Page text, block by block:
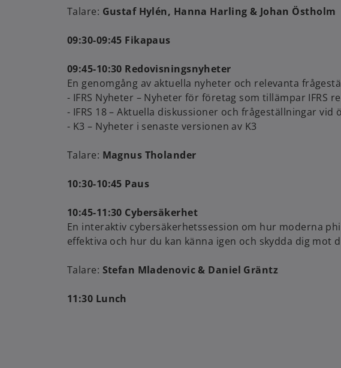
Talare: Gustaf Hylén, Hanna Harling & Johan Östholm
09:30-09:45 Fikapaus
09:45-10:30 Redovisningsnyheter
En genomgång av aktuella nyheter och relevanta
- IFRS Nyheter – Nyheter för företag som tillämpar IFRS
- IFRS 18 – Aktuella diskussioner och frågeställningar vid
- K3 – Nyheter i senaste versionen av K3
Talare: Magnus Tholander
10:30-10:45 Paus
10:45-11:30 Cybersäkerhet
En interaktiv cybersäkerhetssession om hur moderna
effektiva och hur du kan känna igen och skydda dig mot
Talare: Stefan Mladenovic & Daniel Gräntz
11:30 Lunch